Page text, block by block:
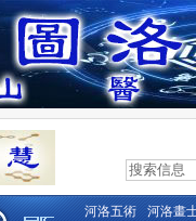
河洛五術
河洛畫